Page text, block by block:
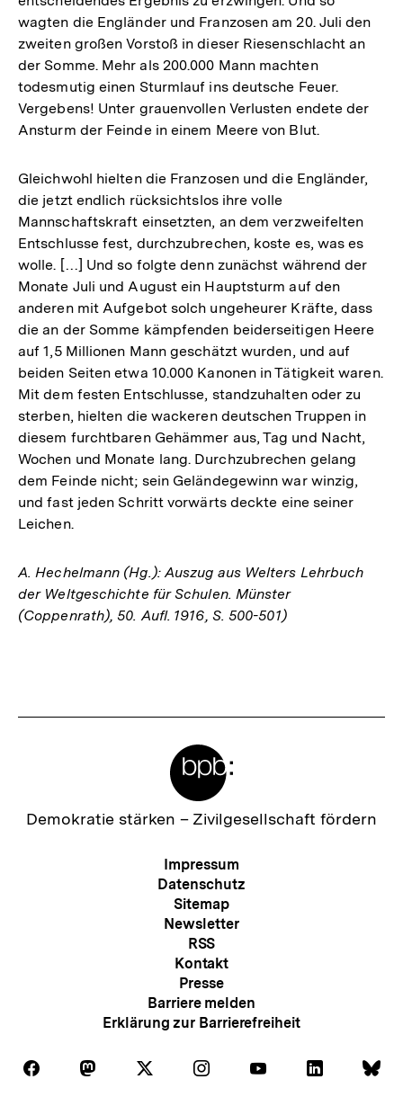
wagten die Engländer und Franzosen am 20. Juli den
zweiten großen Vorstoß in dieser Riesenschlacht an
der Somme. Mehr als 200.000 Mann machten
todesmutig einen Sturmlauf ins deutsche Feuer.
Vergebens! Unter grauenvollen Verlusten endete der
Ansturm der Feinde in einem Meere von Blut.
Gleichwohl hielten die Franzosen und die Engländer,
die jetzt endlich rücksichtslos ihre volle
Mannschaftskraft einsetzten, an dem verzweifelten
Entschlusse fest, durchzubrechen, koste es, was es
wolle. […] Und so folgte denn zunächst während der
Monate Juli und August ein Hauptsturm auf den
anderen mit Aufgebot solch ungeheurer Kräfte, dass
die an der Somme kämpfenden beiderseitigen Heere
auf 1,5 Millionen Mann geschätzt wurden, und auf
beiden Seiten etwa 10.000 Kanonen in Tätigkeit waren.
Mit dem festen Entschlusse, standzuhalten oder zu
sterben, hielten die wackeren deutschen Truppen in
diesem furchtbaren Gehämmer aus, Tag und Nacht,
Wochen und Monate lang. Durchzubrechen gelang
dem Feinde nicht; sein Geländegewinn war winzig,
und fast jeden Schritt vorwärts deckte eine seiner
Leichen.
A. Hechelmann (Hg.): Auszug aus Welters Lehrbuch
der Weltgeschichte für Schulen. Münster
(Coppenrath), 50. Aufl. 1916, S. 500-501)
Zur
Demokratie stärken – Zivilgesellschaft fördern
Meta-
Navigation
Impressum
Datenschutz
Sitemap
Newsletter
RSS
Kontakt
Presse
Barriere melden
Erklärung zur Barrierefreiheit
Folgen
Auf
Folgen Folgen Folgen
Auf
Folgen Folgen